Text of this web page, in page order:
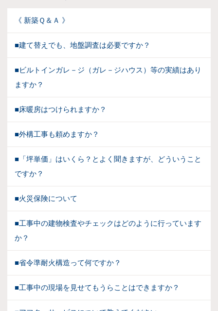
《 新築Ｑ＆Ａ 》
■建て替えでも、地盤調査は必要ですか？
■ビルトインガレ－ジ（ガレ－ジハウス）等の実績はあり
ますか？
■床暖房はつけられますか？
■外構工事も頼めますか？
■「坪単価」はいくら？とよく聞きますが、どういうこと
ですか？
■火災保険について
■工事中の建物検査やチェックはどのように行っています
か？
■省令準耐火構造って何ですか？
■工事中の現場を見せてもうらことはできますか？